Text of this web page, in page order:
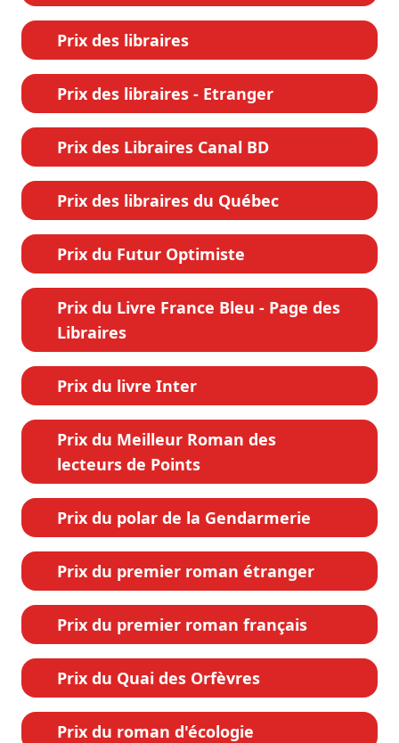
Prix des libraires
Prix des libraires - Etranger
Prix des Libraires Canal BD
Prix des libraires du Québec
Prix du Futur Optimiste
Prix du Livre France Bleu - Page des
Libraires
Prix du livre Inter
Prix du Meilleur Roman des
lecteurs de Points
Prix du polar de la Gendarmerie
Prix du premier roman étranger
Prix du premier roman français
Prix du Quai des Orfèvres
Prix du roman d'écologie